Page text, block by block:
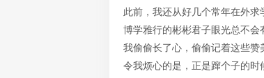
此前，我还从好几个常年在外
博学雅行的彬彬君子眼光总不
我偷偷长了心，偷偷记着这些赞
令我烦心的是，正是蹿个子的